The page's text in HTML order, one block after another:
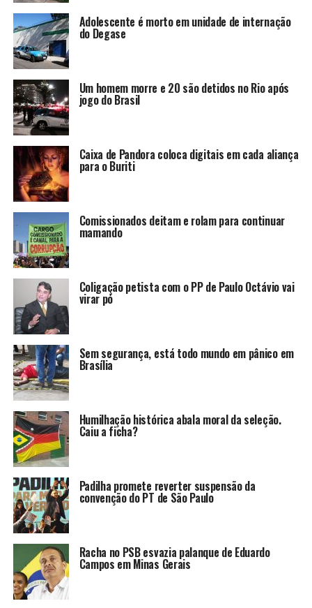
Adolescente é morto em unidade de internação
do Degase
Um homem morre e 20 são detidos no Rio após
jogo do Brasil
Caixa de Pandora coloca digitais em cada aliança
para o Buriti
Comissionados deitam e rolam para continuar
mamando
Coligação petista com o PP de Paulo Octávio vai
virar pó
Sem segurança, está todo mundo em pânico em
Brasília
Humilhação histórica abala moral da seleção.
Caiu a ficha?
Padilha promete reverter suspensão da
convenção do PT de São Paulo
Racha no PSB esvazia palanque de Eduardo
Campos em Minas Gerais